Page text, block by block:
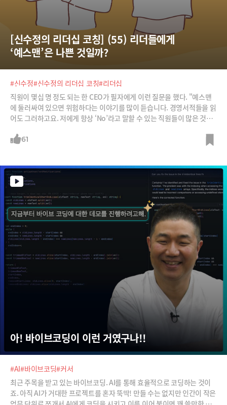
[신수정의 리더십 코칭] (55) 리더들에게
‘예스맨’은 나쁜 것일까?
#신수정#신수정의 리더십 코칭#리더십
직원이 몇십 명 정도 되는 한 CEO가 필자에게 이런 질문을 했다. "예스맨
에 둘러싸여 있으면 위험하다는 이야기를 많이 듣습니다. 경영서적들을 읽
어도 그러하고요. 저에게 항상 ‘No’라고 말할 수 있는 직원들이 많은 것이
해본 적 있나요? 괜찮던가요?” 그랬더니 그 CEO는 이렇게 답했다. "아니
라고
61
아! 바이브코딩이 이런 거였구나!!
#AI#바이브코딩#커서
최근 주목을 받고 있는 바이브코딩. AI를 통해 효율적으로 코딩하는 것이
죠. 아직 AI가 거대한 프로젝트를 혼자 뚝딱! 만들 수는 없지만 인간이 작은